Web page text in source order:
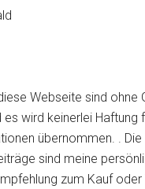
Webseite sind ohne
es wird keinerlei Haftung
übernommen. .
sind meine
zum Kauf